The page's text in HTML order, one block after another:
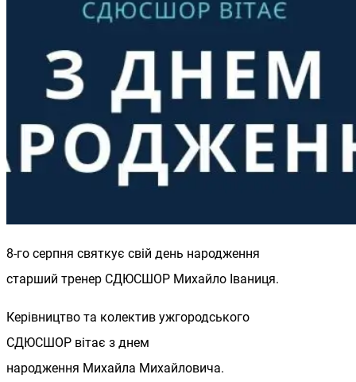
8-го серпня святкує свій день народження
старший тренер СДЮСШОР Михайло Іваниця.
Керівництво та колектив ужгородського
СДЮСШОР вітає з днем
народження Михайла Михайловича.